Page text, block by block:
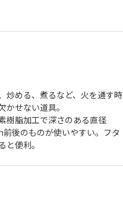
炒める、煮るなど、火を通す時
かせない道具。
樹脂加工で深さのある直径
前後のものが使いやすい。フタ
と便利。